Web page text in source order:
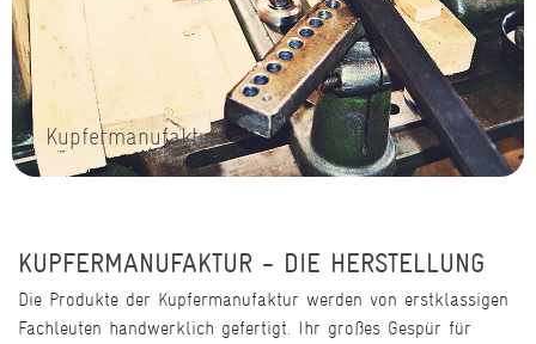
Kupfermanufaktur
KUPFERMANUFAKTUR - DIE HERSTELLUNG
Die Produkte der Kupfermanufaktur werden von erstklassigen
Fachleuten handwerklich gefertigt. Ihr großes Gespür für